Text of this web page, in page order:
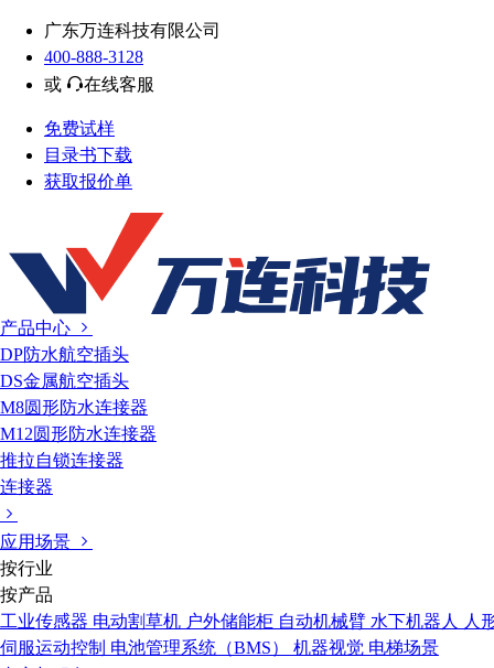
广东万连科技有限公司
400-888-3128
或
在线客服
免费试样
目录书下载
获取报价单
产品中心
DP防水航空插头
DS金属航空插头
M8圆形防水连接器
M12圆形防水连接器
推拉自锁连接器
连接器
应用场景
按行业
按产品
工业传感器 电动割草机 户外储能柜 自动机械臂 水下机器人
人
伺服运动控制 电池管理系统（BMS） 机器视觉 电梯场景